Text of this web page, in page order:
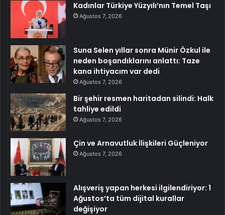
Kadınlar Türkiye Yüzyılı’nın Temel Taşı
Ağustos 7, 2026
Suna Selen yıllar sonra Münir Özkul ile
neden boşandıklarını anlattı: Taze
kana ihtiyacım var dedi
Ağustos 7, 2026
Bir şehir resmen haritadan silindi: Halk
tahliye edildi
Ağustos 7, 2026
Çin ve Arnavutluk İlişkileri Güçleniyor
Ağustos 7, 2026
Alışveriş yapan herkesi ilgilendiriyor: 1
Ağustos’ta tüm dijital kurallar
değişiyor